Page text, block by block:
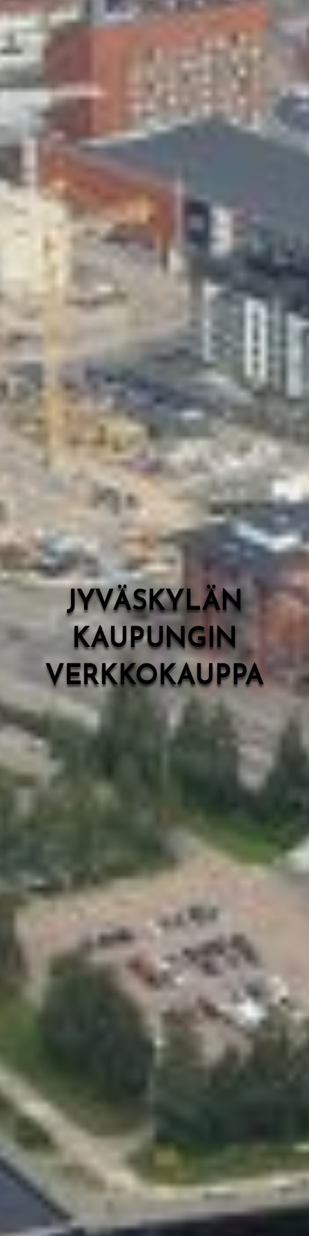
Skeittihalli
Varhaiskasvatus
Ateria- ja välipalamaksut
Mämminiemi
Taideapteekki
Kirjasto
Valon Kaupunki
Lasten Lysti & LystiKylä-festivaali
Ohje
English
JYVÄSKYLÄN
KAUPUNGIN
VERKKOKAUPPA